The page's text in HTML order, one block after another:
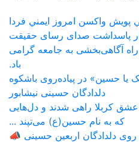
پويش واكسن امروز ايمني فردا
پاسداشت صدای رسای حقیقت
راه آگاهی‌بخشی به جامعه گرامی
باد.
یا حسین» در پیاده‌روی باشکوه
دلدادگان حسینی نیشابور
کربلا راهی شدند و دل‌هایی
که به نام حسین(ع) می‌تپند ...
روی دلدادگان اربعین حسینی 📣